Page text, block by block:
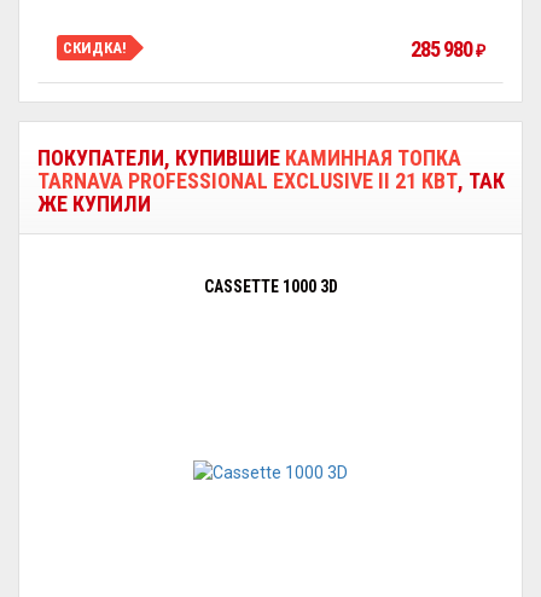
СКИДКА! 285 980 ₽
ПОКУПАТЕЛИ, КУПИВШИЕ КАМИННАЯ ТОПКА
TARNAVA PROFESSIONAL EXCLUSIVE II 21 КВТ, ТАК
ЖЕ КУПИЛИ
CASSETTE 1000 3D